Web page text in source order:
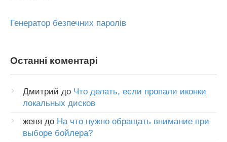
Генератор безпечних паролів
Останні коментарі
Дмитрий до Что делать, если пропали иконки
локальных дисков
женя до На что нужно обращать внимание при
выборе бойлера?